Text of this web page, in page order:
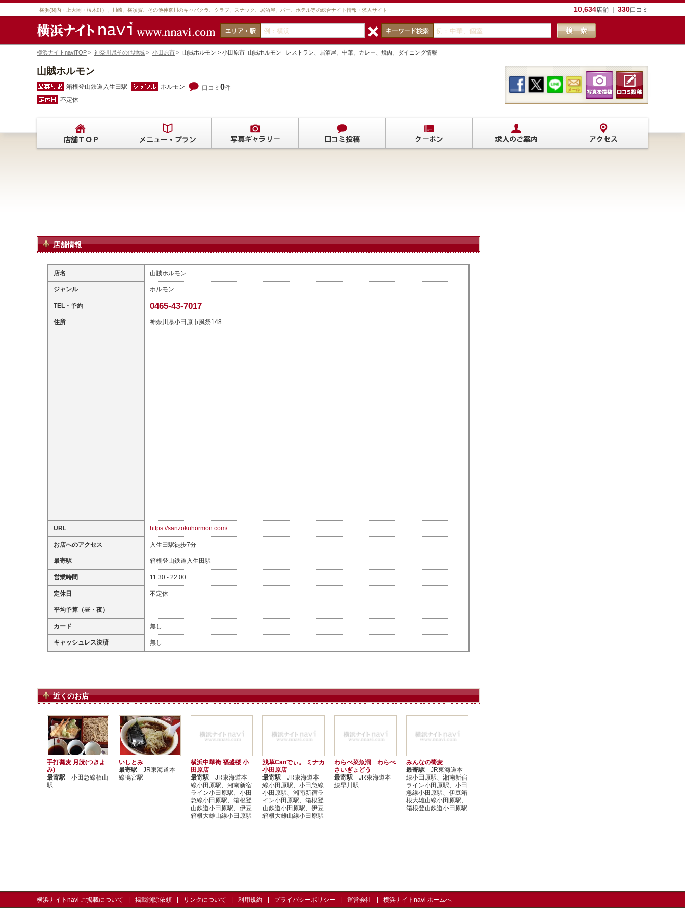
10,634店舗 ｜ 330口コミ
横浜(関内・上大岡・桜木町）、川崎、横須賀、その他神奈川のキャバクラ、クラブ、スナック、居酒屋、バー、ホテル等の総合ナイト情報・求人サイト
横浜ナイトnaviTOP > 神奈川県その他地域 > 小田原市 > 山賊ホルモン > 小田原市 山賊ホルモン レストラン、居酒屋、中華、カレー、焼肉、ダイニング情報
山賊ホルモン
箱根登山鉄道入生田駅 ホルモン 口コミ 0件
不定休
店舗情報
店名 山賊ホルモン
ジャンル ホルモン
TEL・予約 0465-43-7017
住所 神奈川県小田原市風祭148
URL https://sanzokuhormon.com/
お店へのアクセス 入生田駅徒歩7分
最寄駅 箱根登山鉄道入生田駅
営業時間 11:30 - 22:00
定休日 不定休
平均予算（昼・夜）
カード 無し
キャッシュレス決済 無し
近くのお店
手打蕎麦 月読(つきよ
み)
最寄駅 小田急線栢山
駅
いしとみ
最寄駅 JR東海道本
線鴨宮駅
横浜中華街 福盛楼 小
田原店
最寄駅 JR東海道本
線小田原駅、湘南新宿
ライン小田原駅、小田
急線小田原駅、箱根登
山鉄道小田原駅、伊豆
箱根大雄山線小田原駅
浅草Canでぃ。 ミナカ
小田原店
最寄駅 JR東海道本
線小田原駅、小田急線
小田原駅、湘南新宿ラ
イン小田原駅、箱根登
山鉄道小田原駅、伊豆
箱根大雄山線小田原駅
わらべ菜魚洞 わらべ
さいぎょどう
最寄駅 JR東海道本
線早川駅
みんなの蕎麦
最寄駅 JR東海道本
線小田原駅、湘南新宿
ライン小田原駅、小田
急線小田原駅、伊豆箱
根大雄山線小田原駅、
箱根登山鉄道小田原駅
横浜ナイトnavi ご掲載について 掲載削除依頼 リンクについて 利用規約 プライバシーポリシー 運営会社 横浜ナイトnavi ホームへ